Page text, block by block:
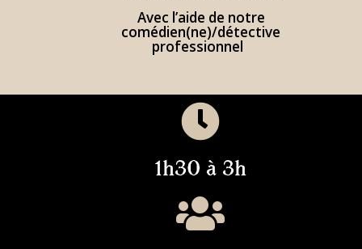
Avec l’aide de notre
comédien(ne)/détective
professionnel
1h30 à 3h